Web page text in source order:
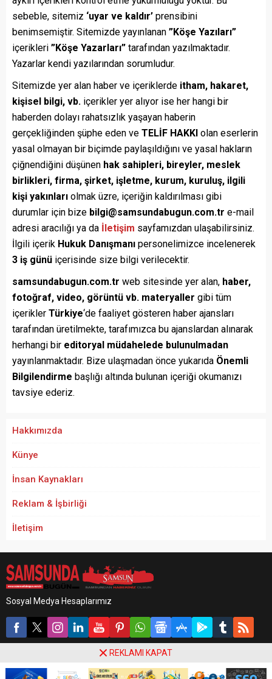
sebeble, sitemiz ‘uyar ve kaldır’ prensibini
benimsemiştir. Sitemizde yayınlanan ”Köşe Yazıları”
içerikleri ”Köşe Yazarları” tarafından yazılmaktadır.
Yazarlar kendi yazılarından sorumludur.
Sitemizde yer alan haber ve içeriklerde itham, hakaret,
kişisel bilgi, vb. içerikler yer alıyor ise her hangi bir
haberden dolayı rahatsızlık yaşayan haberin
gerçekliğinden şüphe eden ve TELİF HAKKI olan eserlerin
yasal olmayan bir biçimde paylaşıldığını ve yasal hakların
çiğnendiğini düşünen hak sahipleri, bireyler, meslek
birlikleri, firma, şirket, işletme, kurum, kuruluş, ilgili
kişi yakınları olmak üzre, içeriğin kaldırılması gibi
durumlar için bize bilgi@samsundabugun.com.tr e-mail
adresi aracılığı ya da İletişim sayfamızdan ulaşabilirsiniz.
İlgili içerik Hukuk Danışmanı personelimizce incelenerek
3 iş günü içerisinde size bilgi verilecektir.
samsundabugun.com.tr web sitesinde yer alan, haber,
fotoğraf, video, görüntü vb. materyaller gibi tüm
içerikler Türkiye‘de faaliyet gösteren haber ajansları
tarafından üretilmekte, tarafımızca bu ajanslardan alınarak
herhangi bir editoryal müdahelede bulunulmadan
yayınlanmaktadır. Bize ulaşmadan önce yukarıda Önemli
Bilgilendirme başlığı altında bulunan içeriği okumanızı
tavsiye ederiz.
Hakkımızda
Künye
İnsan Kaynakları
Reklam & İşbirliği
İletişim
Sosyal Medya Hesaplarımız
REKLAMI KAPAT